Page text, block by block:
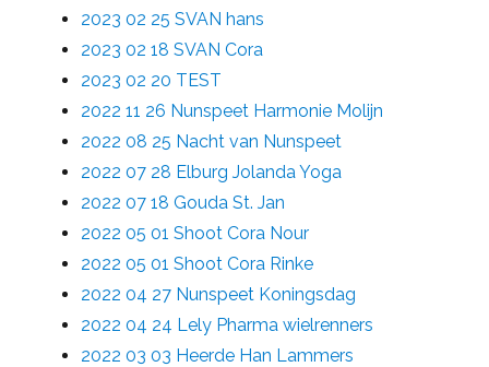
2023 02 25 SVAN hans
2023 02 18 SVAN Cora
2023 02 20 TEST
2022 11 26 Nunspeet Harmonie Molijn
2022 08 25 Nacht van Nunspeet
2022 07 28 Elburg Jolanda Yoga
2022 07 18 Gouda St. Jan
2022 05 01 Shoot Cora Nour
2022 05 01 Shoot Cora Rinke
2022 04 27 Nunspeet Koningsdag
2022 04 24 Lely Pharma wielrenners
2022 03 03 Heerde Han Lammers